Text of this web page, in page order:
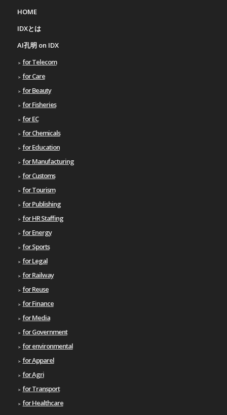
HOME
IDXとは
AI孔明 on IDX
for Telecom
for Care
for Beauty
for Fisheries
for EC
for Chemicals
for Education
for Manufacturing
for Customs
for Tourism
for Publishing
for HR Staffing
for Energy
for Sports
for Legal
for Railway
for Reuse
for Finance
for Media
for Government
for environmental
for Apparel
for Agri
for Transport
for Healthcare